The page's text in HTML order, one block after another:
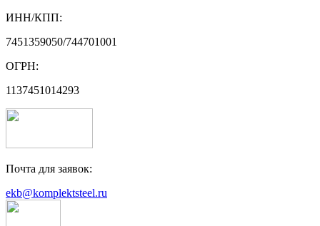
ИНН/КПП:
7451359050/744701001
ОГРН:
1137451014293
Почта для заявок:
ekb@komplektsteel.ru